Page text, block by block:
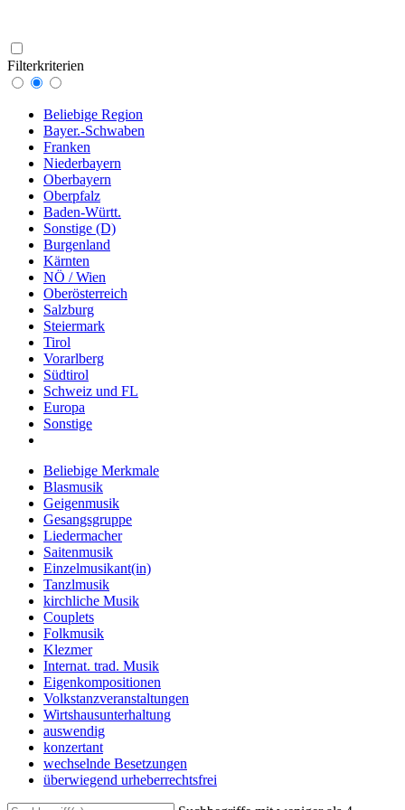
Filterkriterien
Beliebige Region
Bayer.-Schwaben
Franken
Niederbayern
Oberbayern
Oberpfalz
Baden-Württ.
Sonstige (D)
Burgenland
Kärnten
NÖ / Wien
Oberösterreich
Salzburg
Steiermark
Tirol
Vorarlberg
Südtirol
Schweiz und FL
Europa
Sonstige
Beliebige Merkmale
Blasmusik
Geigenmusik
Gesangsgruppe
Liedermacher
Saitenmusik
Einzelmusikant(in)
Tanzlmusik
kirchliche Musik
Couplets
Folkmusik
Klezmer
Internat. trad. Musik
Eigenkompositionen
Volkstanzveranstaltungen
Wirtshausunterhaltung
auswendig
konzertant
wechselnde Besetzungen
überwiegend urheberrechtsfrei